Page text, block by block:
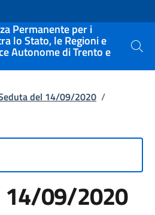
Permanente per i
lo Stato, le Regioni e
Autonome di Trento e Cerca
del 14/09/2020 /
14/09/2020